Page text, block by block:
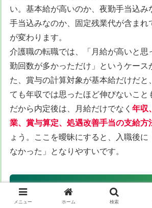
い。基本給が高いのか、夜勤手当込み
手当込みなのか、固定残業代が含まれ
が変わります。
介護職の転職では、「月給が高いと思
勤回数が多かっただけ」というケース
た、賞与の計算対象が基本給だけだと
ても年収では思ったほど伸びないこと
だから内定後は、月給だけでなく 年収
業、賞与算定、処遇改善手当の支給方
ょう。ここを曖昧にすると、入職後に
なかった」となりやすいです。
退職までの気まずさを乗り切
方
メニュー ホーム 検索